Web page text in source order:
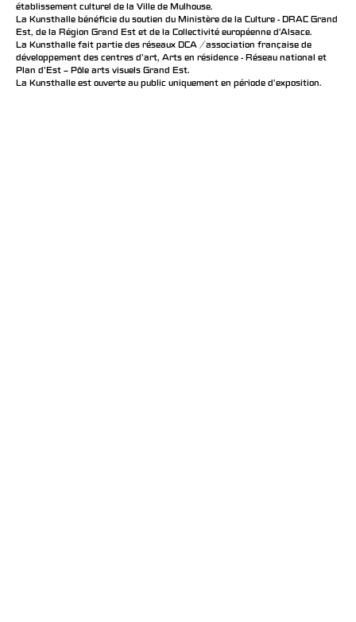
établissement culturel de la Ville de Mulhouse.
La Kunsthalle bénéficie du soutien du Ministère de la Culture - DRAC Grand
Est, de la Région Grand Est et de la Collectivité européenne d’Alsace.
La Kunsthalle fait partie des réseaux DCA / association française de
développement des centres d'art, Arts en résidence - Réseau national et
Plan d’Est – Pôle arts visuels Grand Est.
La Kunsthalle est ouverte au public uniquement en période d'exposition.